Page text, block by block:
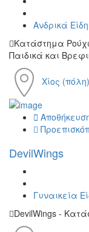
Ανδρικά Είδη
Κατάστημα
Παιδικά και
Χίος (πόλη)
DevilWings
Γυναικεία
DevilWings -